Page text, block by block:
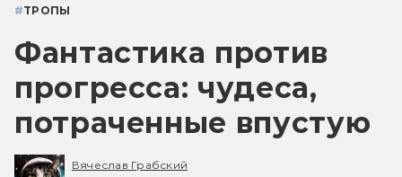
#ТРОПЫ
Фантастика против
прогресса: чудеса,
потраченные впустую
Вячеслав Грабский